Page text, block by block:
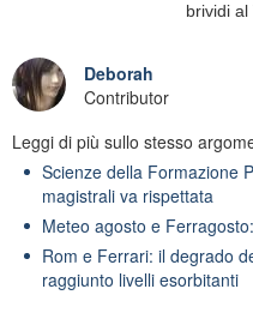
brividi al
Deborah
Contributor
Leggi di più sullo stesso
Scienze della Formazione
magistrali va rispettata
Meteo agosto e
Rom e Ferrari: il degrado
raggiunto livelli esorbitanti